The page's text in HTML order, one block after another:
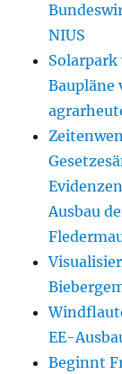
NIUS
Baupläne
Ausbau
EE-
Beginnt